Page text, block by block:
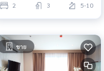
2 3 5-10
ขาย